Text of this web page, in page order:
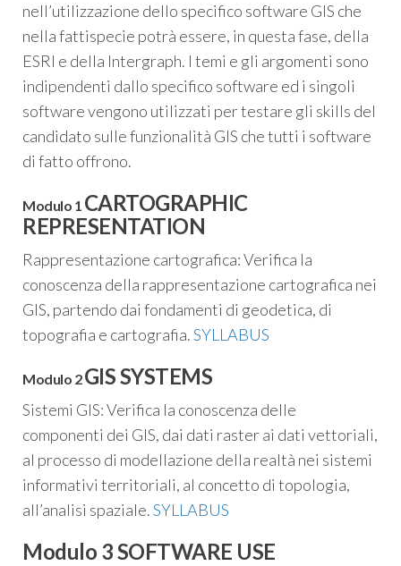
nell’utilizzazione dello specifico software GIS che
nella fattispecie potrà essere, in questa fase, della
ESRI e della Intergraph. I temi e gli argomenti sono
indipendenti dallo specifico software ed i singoli
software vengono utilizzati per testare gli skills del
candidato sulle funzionalità GIS che tutti i software
di fatto offrono.
Modulo 1 CARTOGRAPHIC
REPRESENTATION
Rappresentazione cartografica: Verifica la
conoscenza della rappresentazione cartografica nei
GIS, partendo dai fondamenti di geodetica, di
topografia e cartografia.SYLLABUS
Modulo 2GIS SYSTEMS
Sistemi GIS: Verifica la conoscenza delle
componenti dei GIS, dai dati raster ai dati vettoriali,
al processo di modellazione della realtà nei sistemi
informativi territoriali, al concetto di topologia,
all’analisi spaziale.SYLLABUS
Modulo 3 SOFTWARE USE